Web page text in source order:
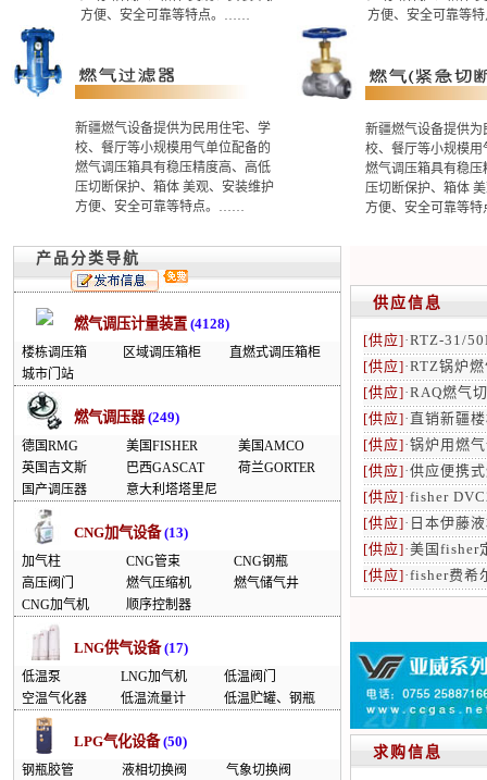
方便、安全可靠等特点。……
方便、安全可靠等
新疆燃气设备提供为民用住宅、学
校、餐厅等小规模用气单位配备的
燃气调压箱具有稳压精度高、高低
压切断保护、箱体 美观、安装维护
方便、安全可靠等特点。……
新疆燃气设备提供为
校、餐厅等小规模用
燃气调压箱具有稳压
压切断保护、箱体
方便、安全可靠等
产品分类导航
燃气调压计量装置 (4128)
楼栋调压箱 区域调压箱柜
直燃式调压箱柜
城市门站
燃气调压器(249)
德国RMG 美国FISHER
美国AMCO
英国吉文斯
巴西GASCAT
荷兰GORTER
国产调压器
意大利塔塔里尼
CNG加气设备(13)
加气柱 CNG管束
CNG钢瓶
高压阀门
燃气压缩机
燃气储气井
CNG加气机
顺序控制器
LNG供气设备(17)
低温泵 LNG加气机
低温阀门
空温气化器
低温流量计 低温贮罐、钢瓶
LPG气化设备(50)
钢瓶胶管 液相切换阀
气象切换阀
供应信息
[供应]·RTZ-31/
[供应]·RTZ锅炉
[供应]·RAQ燃气
[供应]· 直销新疆
[供应]·锅炉用燃
[供应]·供应便携
[供应]·fisher
[供应]· 日本伊藤
[供应]·美国fisher
[供应]·fisher费希
求购信息